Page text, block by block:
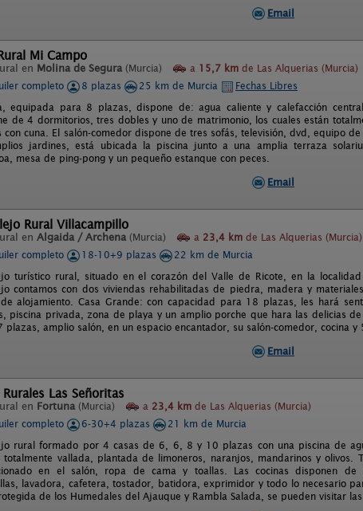
Email
Mi Campo
en Molina de Segura (Murcia) a 15,7 km de Las Alquerias (Murcia)
completo
8 plazas 25 km de Murcia
Fechas Libres
equipada para 8 plazas, dispone de: agua caliente y calefacción
de 4 dormitorios, tres dobles y uno de matrimonio, los cuales están
con cuna. El salón-comedor dispone de tres sofás, televisión, dvd, equipo
jardines, está ubicada la piscina junto a una amplia terraza
mesa de ping-pong y un pequeño estanque con peces.
Email
Rural Villacampillo
en Algaida / Archena (Murcia) a 23,4 km de Las Alquerias (Murcia)
completo
18-10+9 plazas
22 km de Murcia
turístico rural, situado en el corazón del Valle de Ricote, en la
contamos con dos viviendas rehabilitadas de piedra, madera y
alojamiento. Casa Grande: con capacidad para 18 plazas, les hará
piscina privada, zona de playa y un amplio porche que hara las delicias
plazas, amplio salón, en un espacio encantador, su salón-comedor, cocina y
Email
Rurales Las Señoritas
en Fortuna (Murcia) a 23,4 km de Las Alquerias (Murcia)
completo
6-30+4 plazas
21 km de Murcia
rural formado por 4 casas de 6, 6, 8 y 10 plazas con una piscina de
vallada, plantada de limoneros, naranjos, mandarinos y olivos.
en el salón, ropa de cama y toallas. Las cocinas disponen de
lavadora, cafetera, tostador, batidora, exprimidor y todo lo necesario
de los Humedales del Ajauque y Rambla Salada, se pueden visitar